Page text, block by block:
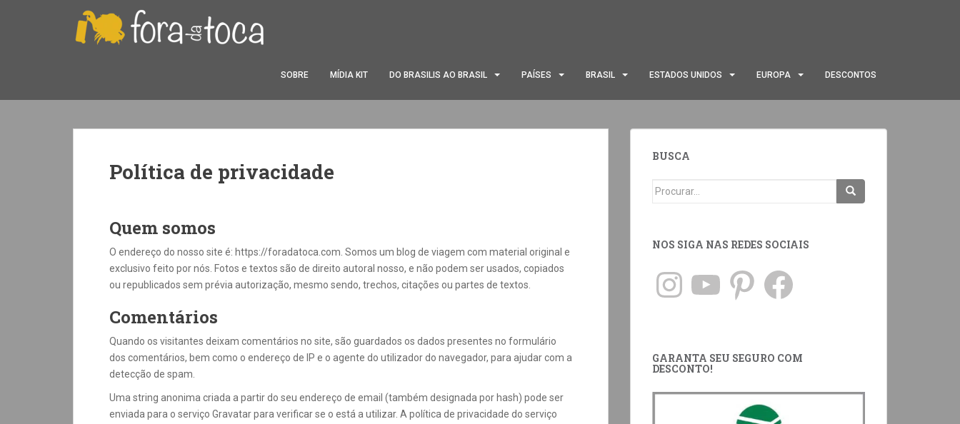
SOBRE MÍDIA KIT DO BRASILIS AO BRASIL PAÍSES BRASIL ESTADOS UNIDOS EUROPA DESCONTOS
Política de privacidade
Quem somos
O endereço do nosso site é: https://foradatoca.com. Somos um blog de viagem com material original e
exclusivo feito por nós. Fotos e textos são de direito autoral nosso, e não podem ser usados, copiados
ou republicados sem prévia autorização, mesmo sendo, trechos, citações ou partes de textos.
Comentários
Quando os visitantes deixam comentários no site, são guardados os dados presentes no formulário
dos comentários, bem como o endereço de IP e o agente do utilizador do navegador, para ajudar com a
detecção de spam.
Uma string anonima criada a partir do seu endereço de email (também designada por hash) pode ser
enviada para o serviço Gravatar para verificar se o está a utilizar. A política de privacidade do serviço
BUSCA
NOS SIGA NAS REDES SOCIAIS
GARANTA SEU SEGURO COM
DESCONTO!